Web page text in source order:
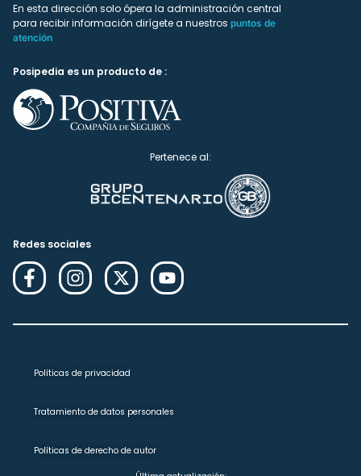
En esta dirección solo ópera la administración central
para recibir información dirígete a nuestros puntos de
atención
Posipedia es un producto de :
Pertenece al:
Redes sociales
Políticas de privacidad
Tratamiento de datos personales
Políticas de derecho de autor